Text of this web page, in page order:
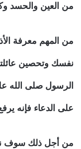
من العين والحسد
من المهم معرفة
نفسك وتحصين
الرسول صلى الله
على الدعاء فإنه
من أجل ذلك سوف